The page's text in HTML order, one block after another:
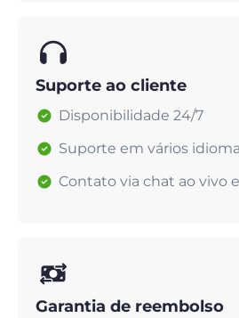
Suporte ao cliente
Disponibilidade 24/7
Suporte em vários
Contato via chat ao vivo
Garantia de reembolso